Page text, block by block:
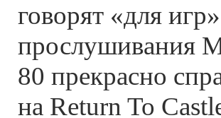
говорят «для
прослушивания
80 прекрасно
на Return To